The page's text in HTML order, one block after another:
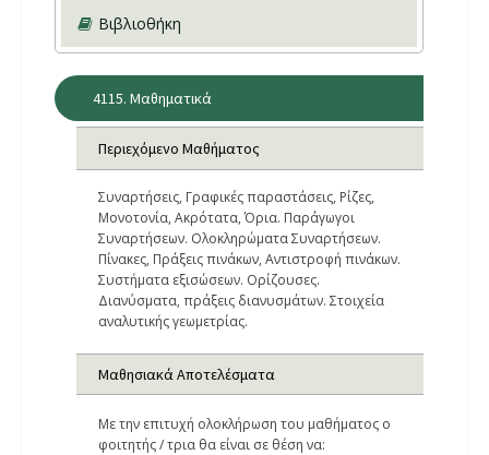
4115. Μαθηματικά
Περιεχόμενο Μαθήματος
Συναρτήσεις, Γραφικές παραστάσεις, Ρίζες,
Μονοτονία, Ακρότατα, Όρια. Παράγωγοι
Συναρτήσεων. Ολοκληρώματα Συναρτήσεων.
Πίνακες, Πράξεις πινάκων, Αντιστροφή πινάκων.
Συστήματα εξισώσεων. Ορίζουσες.
Διανύσματα, πράξεις διανυσμάτων. Στοιχεία
αναλυτικής γεωμετρίας.
Μαθησιακά Αποτελέσματα
Με την επιτυχή ολοκλήρωση του μαθήματος ο
φοιτητής / τρια θα είναι σε θέση να:
Βιβλιοθήκη